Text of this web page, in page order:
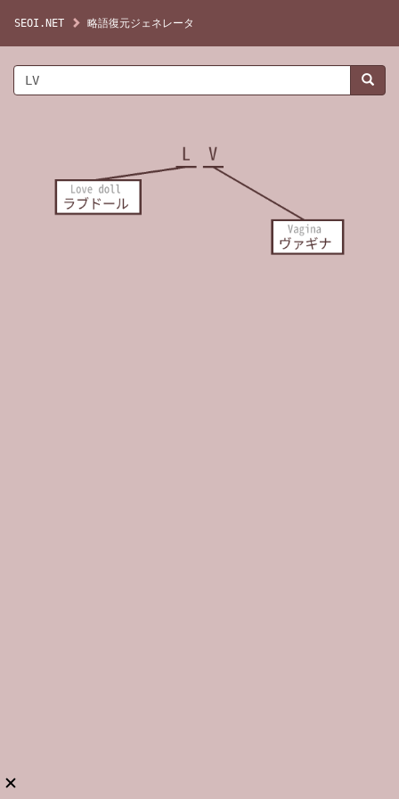
SEOI.NET 略語復元ジェネレータ